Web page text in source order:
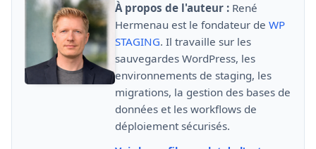
À propos de l'auteur : René
Hermenau est le fondateur de WP
STAGING. Il travaille sur les
sauvegardes WordPress, les
environnements de staging, les
migrations, la gestion des bases de
données et les workflows de
déploiement sécurisés.